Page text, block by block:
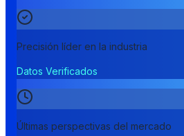
Precisión líder en la industria
Datos Verificados
Últimas perspectivas del mercado